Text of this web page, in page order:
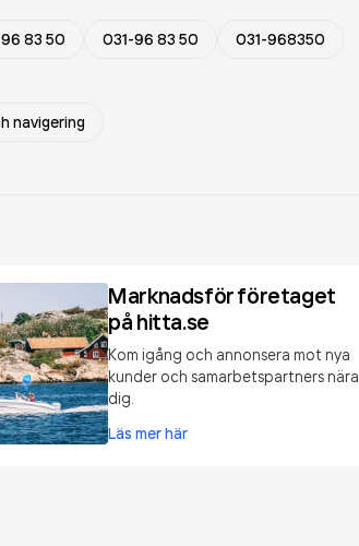
83 50 031-96 83 50 031-968350
navigering
Marknadsför företaget
på hitta.se
Kom igång och annonsera mot nya
kunder och samarbetspartners nära
dig.
Läs mer här